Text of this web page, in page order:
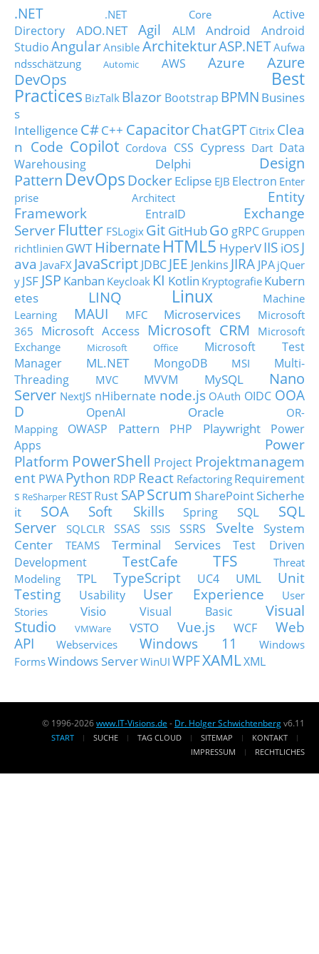
.NET .NET Core
Active
Directory
ADO.NET Agil ALM Android
Android
StudioAngularAnsible ArchitekturASP.NETAufwa
ndsschätzung
Automic AWS Azure
Azure
DevOps
Best
Practices BizTalk Blazor Bootstrap BPMN Busines
s
Intelligence C#C++ CapacitorChatGPT Citrix Clea
n Code Copilot Cordova CSS Cypress Dart Data
Warehousing
Delphi
Design
Pattern DevOps DockerEclipse EJB Electron Enter
prise Architect
Entity
Framework
EntraID
Exchange
Server Flutter FSLogix Git GitHubGo gRPC Gruppen
richtlinien GWT HibernateHTML5 HyperVIIS iOSJ
ava JavaFX JavaScript JDBC JEE Jenkins JIRA JPA jQuer
y JSF JSP Kanban Keycloak KI Kotlin Kryptografie Kubern
etes
LINQ Linux
Machine
Learning
MAUI MFC Microservices
Microsoft
365
Microsoft Access Microsoft CRM
Microsoft
Exchange
Microsoft Office
Microsoft Test
Manager
ML.NET MongoDB MSI
Multi-
Threading
MVC MVVM MySQL
Nano
Server NextJS nHibernate node.js OAuth OIDC OOA
D
OpenAI Oracle
OR-
Mapping
OWASP Pattern PHP Playwright
Power
Apps
Power
Platform PowerShell Project Projektmanagem
ent PWA Python RDP React Refactoring Requirement
s ReSharper RESTRust SAPScrum SharePointSicherhe
it
SOA Soft Skills Spring SQL
SQL
Server
SQLCLR SSAS SSIS SSRS Svelte
System
Center
TEAMS Terminal Services
Test Driven
Development
TestCafe TFS
Threat
Modeling
TPL TypeScript UC4 UML
Unit
Testing
Usability User Experience
User
Stories
Visio Visual Basic
Visual
Studio
VMWare VSTO Vue.js WCF
Web
API
Webservices Windows 11
Windows
FormsWindows ServerWinUI WPFXAMLXML
© 1996-2026www.IT-Visions.de - Dr. Holger Schwichtenbergv6.11
START SUCHE TAG CLOUD SITEMAP
KONTAKT
IMPRESSUM
RECHTLICHES